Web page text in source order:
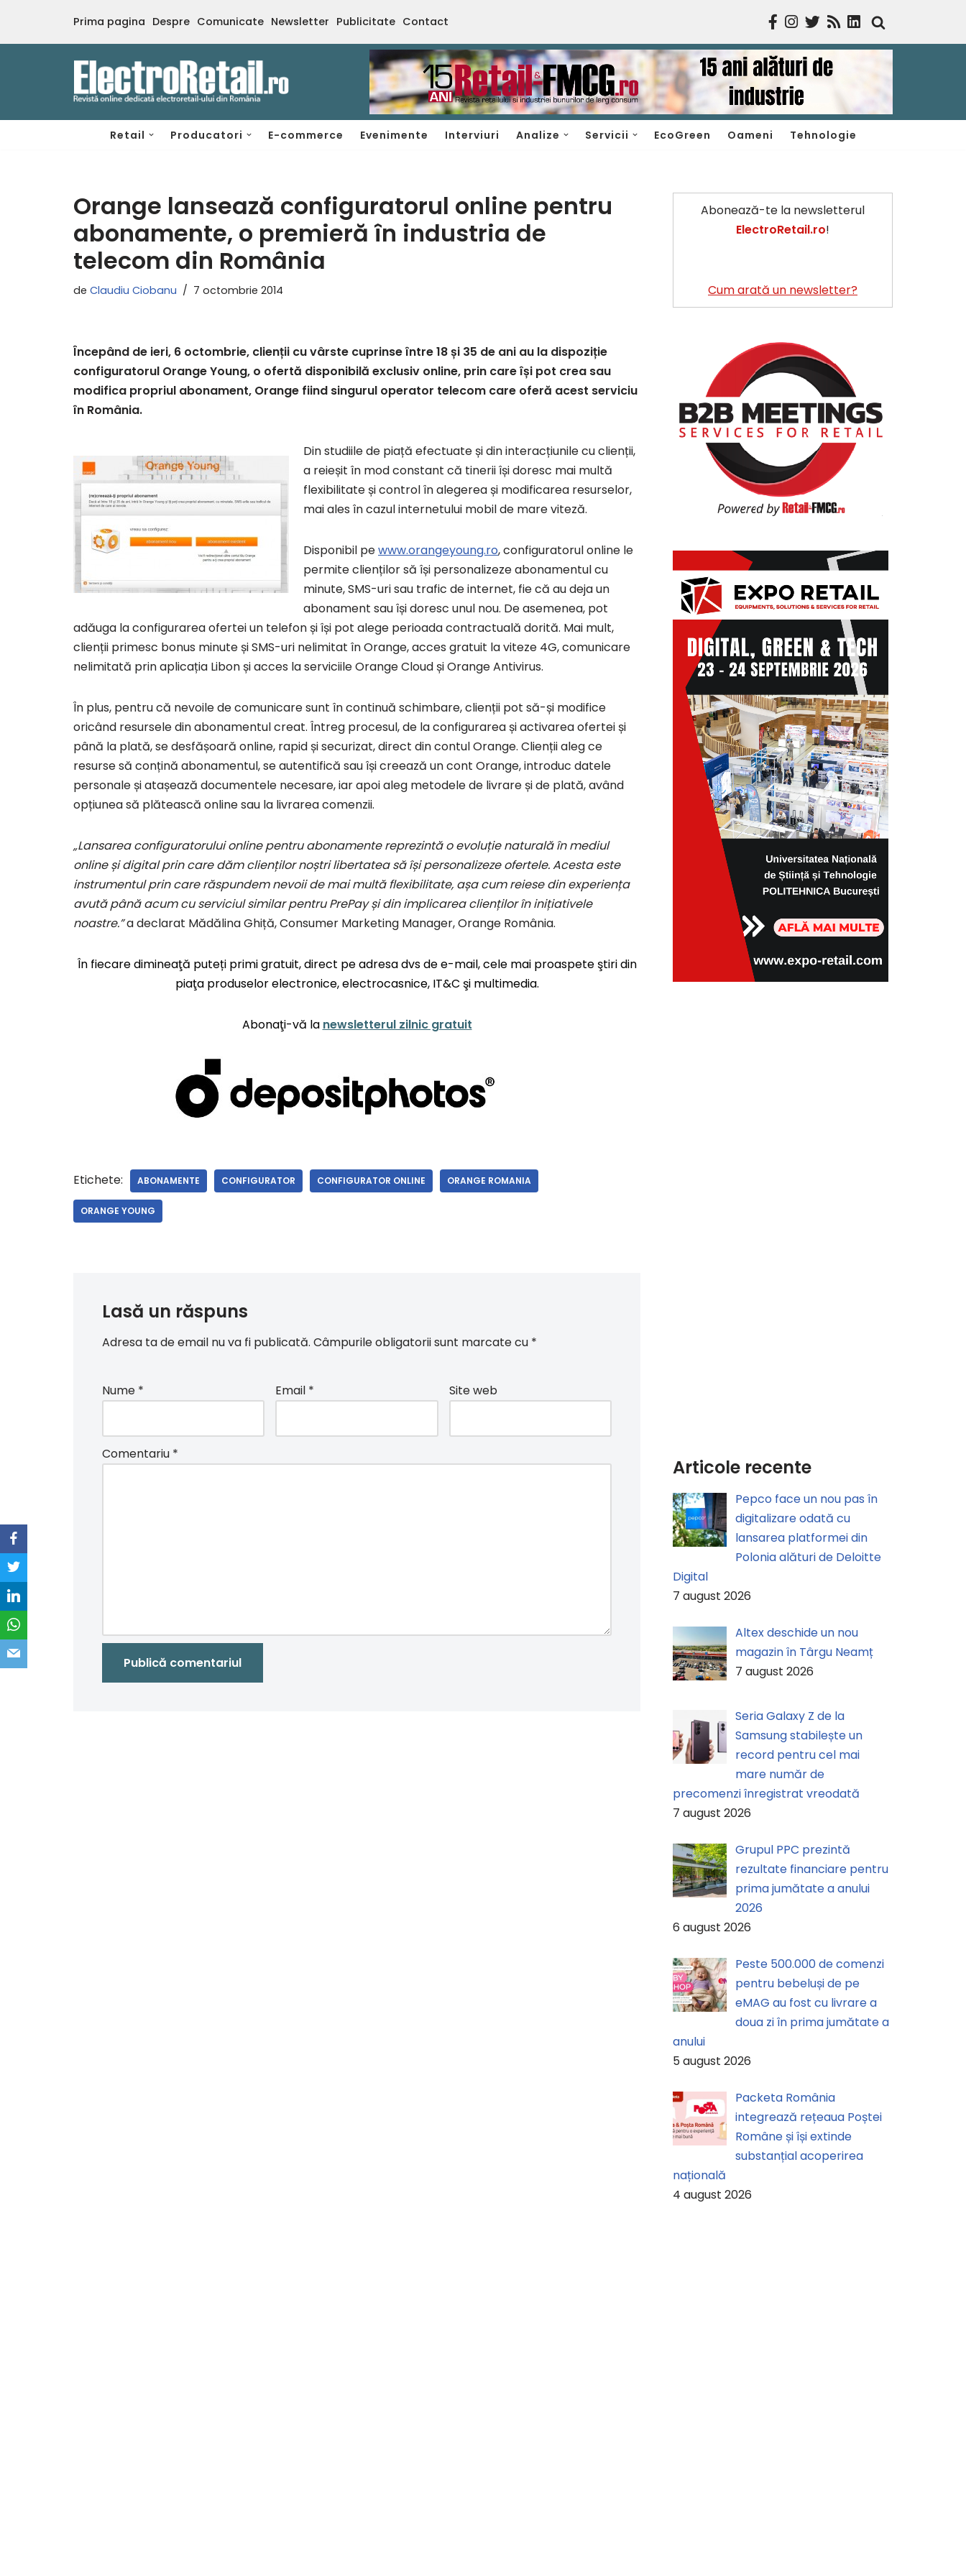
Sari
Prima pagina Despre Comunicate Newsletter Publicitate Contact
Retail Producatori E-commerce Evenimente Interviuri Analize Servicii EcoGreen Oameni Tehnologie
Orange lansează configuratorul online pentru
abonamente, o premieră în industria de
telecom din România
de Claudiu Ciobanu 7 octombrie 2014
Începând de ieri, 6 octombrie, clienții cu vârste cuprinse între 18 și 35 de ani au la dispoziție
configuratorul Orange Young, o ofertă disponibilă exclusiv online, prin care își pot crea sau
modifica propriul abonament, Orange fiind singurul operator telecom care oferă acest serviciu
în România.
Din studiile de piață efectuate și din interacțiunile cu clienții,
a reieșit în mod constant că tinerii își doresc mai multă
flexibilitate și control în alegerea și modificarea resurselor,
mai ales în cazul internetului mobil de mare viteză.
Disponibil pewww.orangeyoung.ro, configuratorul online le
permite clienților să își personalizeze abonamentul cu
minute, SMS-uri sau trafic de internet, fie că au deja un
abonament sau își doresc unul nou. De asemenea, pot
adăuga la configurarea ofertei un telefon și își pot alege perioada contractuală dorită. Mai mult,
clienții primesc bonus minute și SMS-uri nelimitat în Orange, acces gratuit la viteze 4G, comunicare
nelimitată prin aplicația Libon și acces la serviciile Orange Cloud și Orange Antivirus.
În plus, pentru că nevoile de comunicare sunt în continuă schimbare, clienții pot să-și modifice
oricând resursele din abonamentul creat. Întreg procesul, de la configurarea și activarea ofertei și
până la plată, se desfășoară online, rapid și securizat, direct din contul Orange. Clienții aleg ce
resurse să conțină abonamentul, se autentifică sau își creează un cont Orange, introduc datele
personale și atașează documentele necesare, iar apoi aleg metodele de livrare și de plată, având
opțiunea să plătească online sau la livrarea comenzii.
„Lansarea configuratorului online pentru abonamente reprezintă o evoluție naturală în mediul
online și digital prin care dăm clienților noștri libertatea să își personalizeze ofertele. Acesta este
instrumentul prin care răspundem nevoii de mai multă flexibilitate, așa cum reiese din experiența
avută până acum cu serviciul similar pentru PrePay și din implicarea clienților în inițiativele
noastre.”a declarat Mădălina Ghiță, Consumer Marketing Manager, Orange România.
În fiecare dimineaţă puteți primi gratuit, direct pe adresa dvs de e-mail, cele mai proaspete ştiri din
piaţa produselor electronice, electrocasnice, IT&C şi multimedia.
Abonaţi-vă la newsletterul zilnic gratuit
Etichete: ABONAMENTE CONFIGURATOR CONFIGURATOR ONLINE ORANGE ROMANIA
ORANGE YOUNG
Lasă un răspuns
Adresa ta de email nu va fi publicată. Câmpurile obligatorii sunt marcate cu *
Nume * Email * Site web
Comentariu *
Abonează-te la newsletterul
ElectroRetail.ro!
Cum arată un newsletter?
Articole recente
Pepco face un nou pas în
digitalizare odată cu
lansarea platformei din
Polonia alături de Deloitte
Digital
7 august 2026
Altex deschide un nou
magazin în Târgu Neamț
7 august 2026
Seria Galaxy Z de la
Samsung stabilește un
record pentru cel mai
mare număr de
precomenzi înregistrat vreodată
7 august 2026
Grupul PPC prezintă
rezultate financiare pentru
prima jumătate a anului
2026
6 august 2026
Peste 500.000 de comenzi
pentru bebeluși de pe
eMAG au fost cu livrare a
doua zi în prima jumătate a
anului
5 august 2026
Packeta România
integrează rețeaua Poștei
Române și își extinde
substanțial acoperirea
națională
4 august 2026